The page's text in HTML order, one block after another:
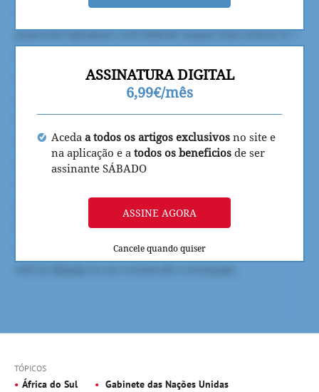
ASSINATURA DIGITAL
6,99€/mês
Aceda a todos os artigos exclusivos no site e
na aplicação e a todos os beneficios de ser
assinante SÁBADO
ASSINE AGORA
Cancele quando quiser
TÓPICOS
África do Sul
Gabinete das Nações Unidas